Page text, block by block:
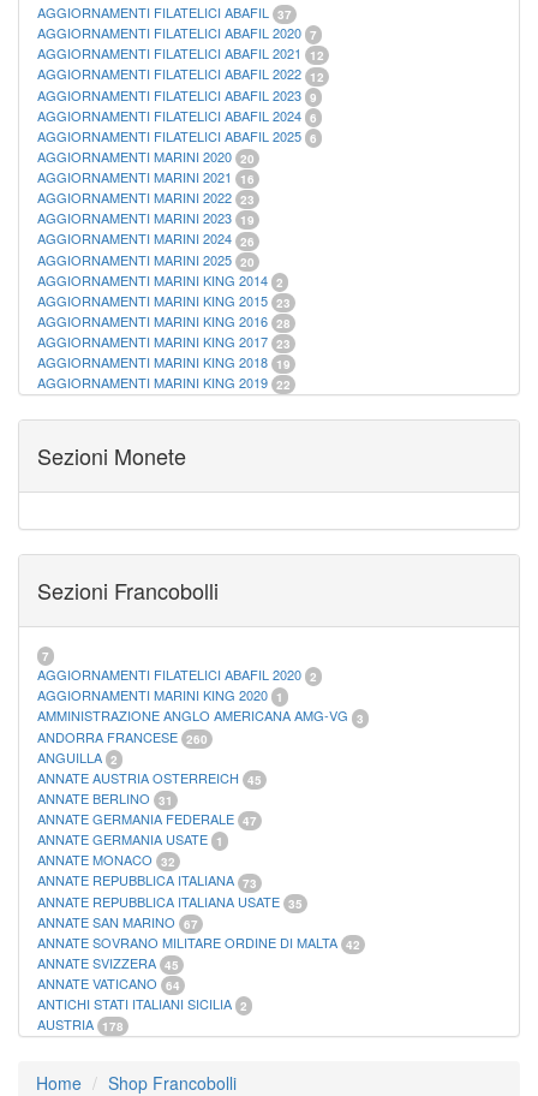
AGGIORNAMENTI FILATELICI ABAFIL 37
AGGIORNAMENTI FILATELICI ABAFIL 2020 7
AGGIORNAMENTI FILATELICI ABAFIL 2021 12
AGGIORNAMENTI FILATELICI ABAFIL 2022 12
AGGIORNAMENTI FILATELICI ABAFIL 2023 9
AGGIORNAMENTI FILATELICI ABAFIL 2024 6
AGGIORNAMENTI FILATELICI ABAFIL 2025 6
AGGIORNAMENTI MARINI 2020 20
AGGIORNAMENTI MARINI 2021 16
AGGIORNAMENTI MARINI 2022 23
AGGIORNAMENTI MARINI 2023 19
AGGIORNAMENTI MARINI 2024 26
AGGIORNAMENTI MARINI 2025 20
AGGIORNAMENTI MARINI KING 2014 2
AGGIORNAMENTI MARINI KING 2015 23
AGGIORNAMENTI MARINI KING 2016 28
AGGIORNAMENTI MARINI KING 2017 23
AGGIORNAMENTI MARINI KING 2018 19
AGGIORNAMENTI MARINI KING 2019 22
ALBUM PER CARTAMONETA 1
CARTELLE FILATELICHE MARINI
21
FOGLI FILATELICI VATICANO 37
FOGLI MARINI PERIODI SEPARATI VATICANO
MATERIALE FILATELICO MARINI 33
RACCOGLITORI XL
Sezioni Monete
Sezioni Francobolli
7
AGGIORNAMENTI FILATELICI ABAFIL 2020 2
AGGIORNAMENTI MARINI KING 2020 1
AMMINISTRAZIONE ANGLO AMERICANA AMG-VG 3
ANDORRA FRANCESE 260
ANGUILLA 2
ANNATE AUSTRIA OSTERREICH 45
ANNATE BERLINO 31
ANNATE GERMANIA FEDERALE 47
ANNATE GERMANIA USATE 1
ANNATE MONACO 32
ANNATE REPUBBLICA ITALIANA 73
ANNATE REPUBBLICA ITALIANA USATE 35
ANNATE SAN MARINO 67
ANNATE SOVRANO MILITARE ORDINE DI MALTA 42
ANNATE SVIZZERA 45
ANNATE VATICANO 64
ANTICHI STATI ITALIANI SICILIA 2
AUSTRIA 178
CASTELROSSO 10
Home
Shop Francobolli